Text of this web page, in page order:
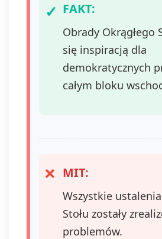
FAKT:
Obrady Okrągłego
się inspiracją dla
demokratycznych
całym bloku
MIT:
Wszystkie
Stołu zostały
problemów.